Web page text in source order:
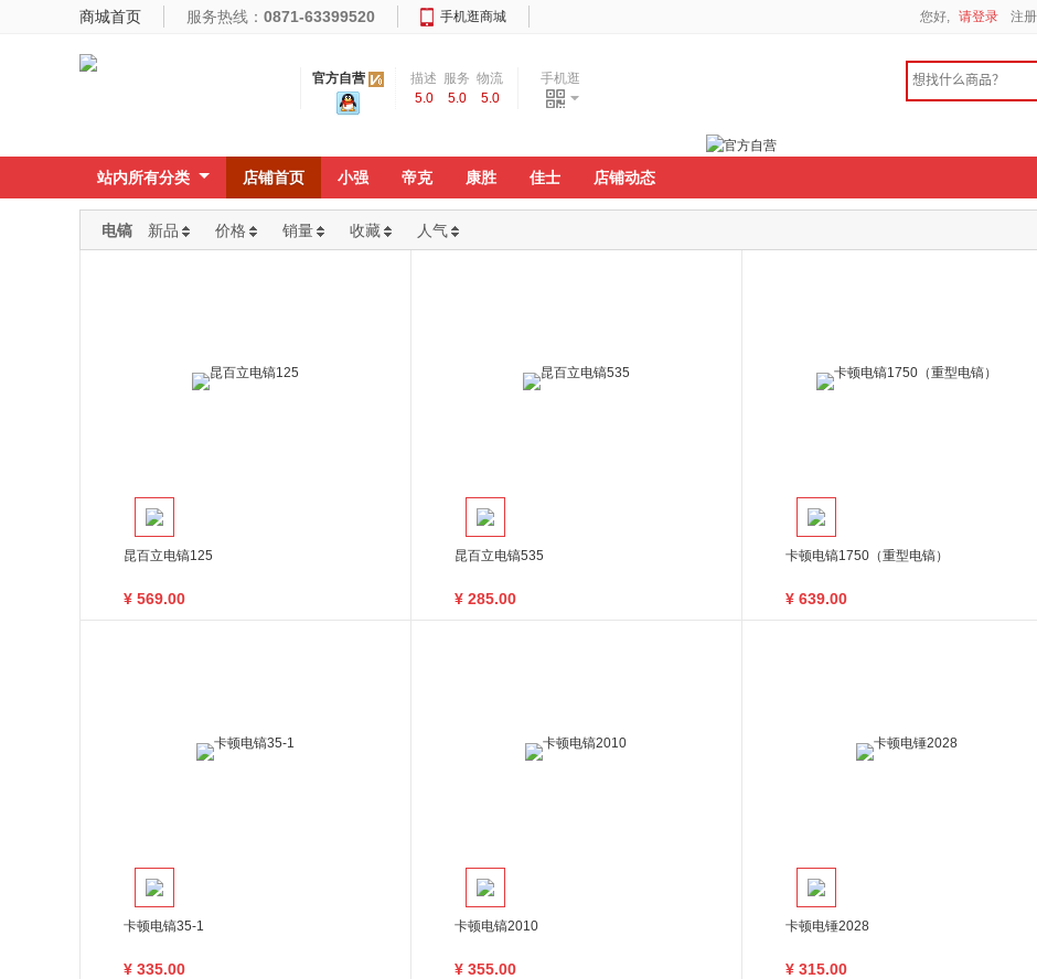
商城首页 服务热线： 0871-63399520 手机逛商城 您好, 请登录 注册
官方自营
描述
相符
5.0
服务
态度
5.0
物流
速度
5.0
手机逛
站内所有分类 店铺首页 小强 帝克 康胜 佳士 店铺动态
电镐 新品 价格 销量 收藏 人气
昆百立电镐125
¥ 569.00
昆百立电镐535
¥ 285.00
卡顿电镐1750（重型电镐）
¥639.00
卡顿电镐35-1
¥ 335.00
卡顿电镐2010
¥ 355.00
卡顿电锤2028
¥315.00